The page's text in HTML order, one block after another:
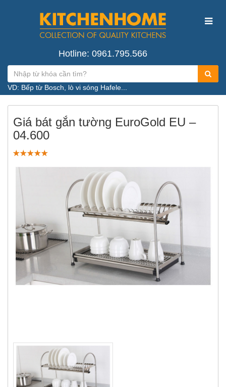
Hotline: 0961.795.566
VD: Bếp từ Bosch, lò vi sóng Hafele...
Giá bát gắn tường EuroGold EU –
04.600